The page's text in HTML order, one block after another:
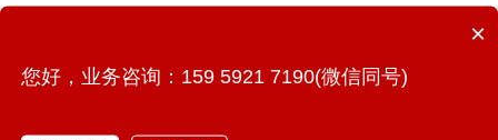
×
您好，业务咨询：159 5921 7190(微信同号)